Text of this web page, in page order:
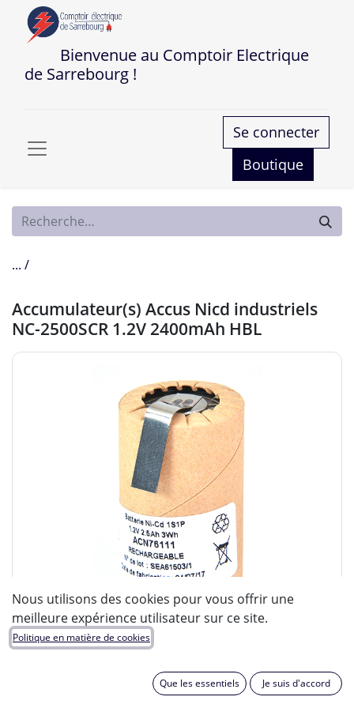
Bienvenue au Comptoir Electrique
de Sarrebourg !
Se connecter
Boutique
... /
Accumulateur(s) Accus Nicd industriels
NC-2500SCR 1.2V 2400mAh HBL
Nous utilisons des cookies pour vous offrir une
meilleure expérience utilisateur sur ce site.
Politique en matière de cookies
Que les essentiels Je suis d'accord